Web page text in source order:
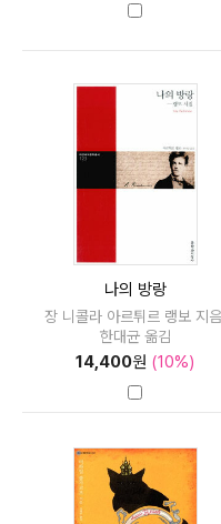
나의 방랑
장 니콜라 아르튀르 랭보 지음,
한대균 옮김
14,400원 (10%)